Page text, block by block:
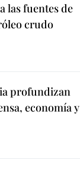
las fuentes de
crudo
profundizan
economía y